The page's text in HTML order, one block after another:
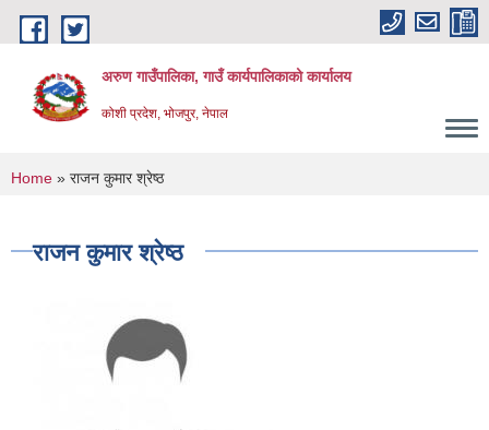
Skip to main content
अरुण गाउँपालिका, गाउँ कार्यपालिकाको कार्यालय
कोशी प्रदेश, भोजपुर, नेपाल
You are here
Home » राजन कुमार श्रेष्ठ
राजन कुमार श्रेष्ठ